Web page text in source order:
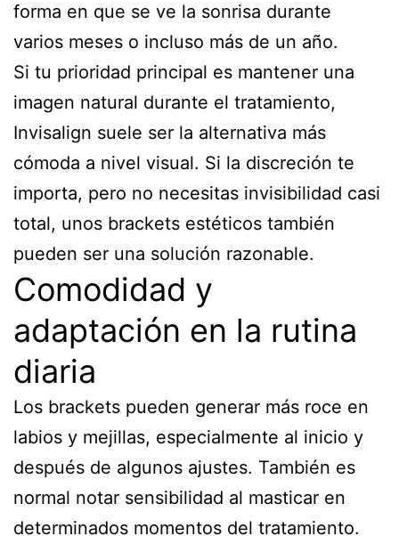
forma en que se ve la sonrisa durante
varios meses o incluso más de un año.
Si tu prioridad principal es mantener una
imagen natural durante el tratamiento,
Invisalign suele ser la alternativa más
cómoda a nivel visual. Si la discreción te
importa, pero no necesitas invisibilidad casi
total, unos brackets estéticos también
pueden ser una solución razonable.
Comodidad y
adaptación en la rutina
diaria
Los brackets pueden generar más roce en
labios y mejillas, especialmente al inicio y
después de algunos ajustes. También es
normal notar sensibilidad al masticar en
determinados momentos del tratamiento.